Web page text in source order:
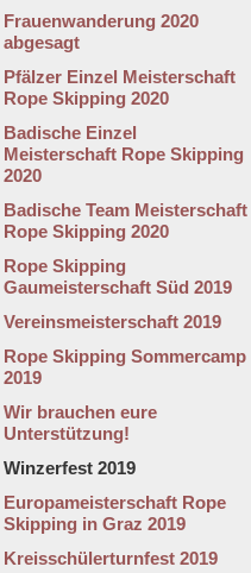
Frauenwanderung 2020
abgesagt
Pfälzer Einzel Meisterschaft
Rope Skipping 2020
Badische Einzel
Meisterschaft Rope Skipping
2020
Badische Team Meisterschaft
Rope Skipping 2020
Rope Skipping
Gaumeisterschaft Süd 2019
Vereinsmeisterschaft 2019
Rope Skipping Sommercamp
2019
Wir brauchen eure
Unterstützung!
Winzerfest 2019
Europameisterschaft Rope
Skipping in Graz 2019
Kreisschülerturnfest 2019